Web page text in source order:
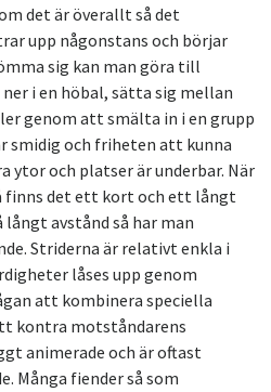
det är överallt så det
upp någonstans och börjar
sig kan man göra till
i en höbal, sätta sig mellan
genom att smälta in i en grupp
smidig och friheten att kunna
ytor och platser är underbar. När
finns det ett kort och ett långt
avstånd så har man
Striderna är relativt enkla i
låses upp genom
att kombinera speciella
kontra motståndarens
animerade och är oftast
Många fiender så som